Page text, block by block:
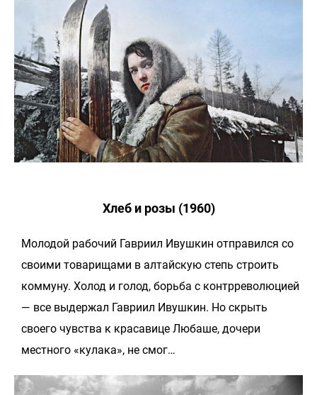
Хлеб и розы (1960)
Молодой рабочий Гавриил Ивушкин отправился со
своими товарищами в алтайскую степь строить
коммуну. Холод и голод, борьба с контрреволюцией
— все выдержал Гавриил Ивушкин. Но скрыть
своего чувства к красавице Любаше, дочери
местного «кулака», не смог…